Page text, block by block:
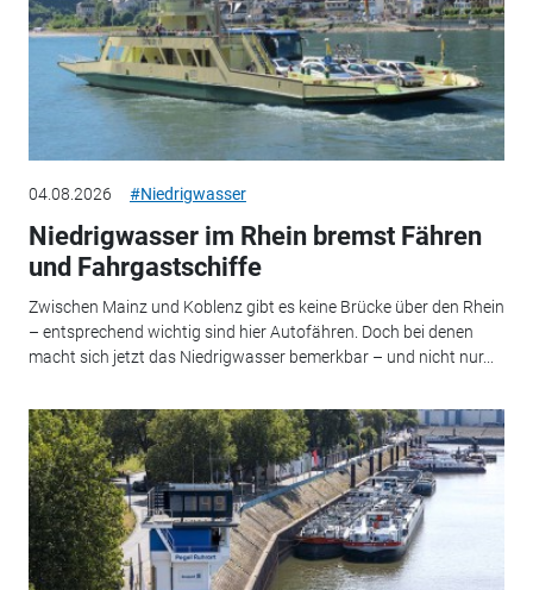
04.08.2026 #Niedrigwasser
Niedrigwasser im Rhein bremst Fähren
und Fahrgastschiffe
Zwischen Mainz und Koblenz gibt es keine Brücke über den Rhein
– entsprechend wichtig sind hier Autofähren. Doch bei denen
macht sich jetzt das Niedrigwasser bemerkbar – und nicht nur...